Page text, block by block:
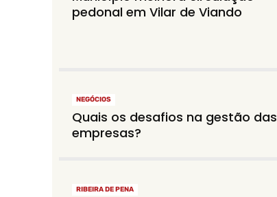
pedonal em Vilar de Viando
NEGÓCIOS
Quais os desafios na gestão das
empresas?
RIBEIRA DE PENA